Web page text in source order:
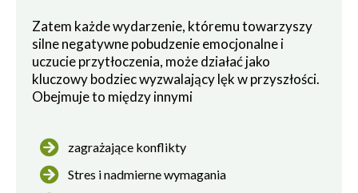
Zatem każde wydarzenie, któremu towarzyszy
silne negatywne pobudzenie emocjonalne i
uczucie przytłoczenia, może działać jako
kluczowy bodziec wyzwalający lęk w przyszłości.
Obejmuje to między innymi
zagrażające konflikty
Stres i nadmierne wymagania